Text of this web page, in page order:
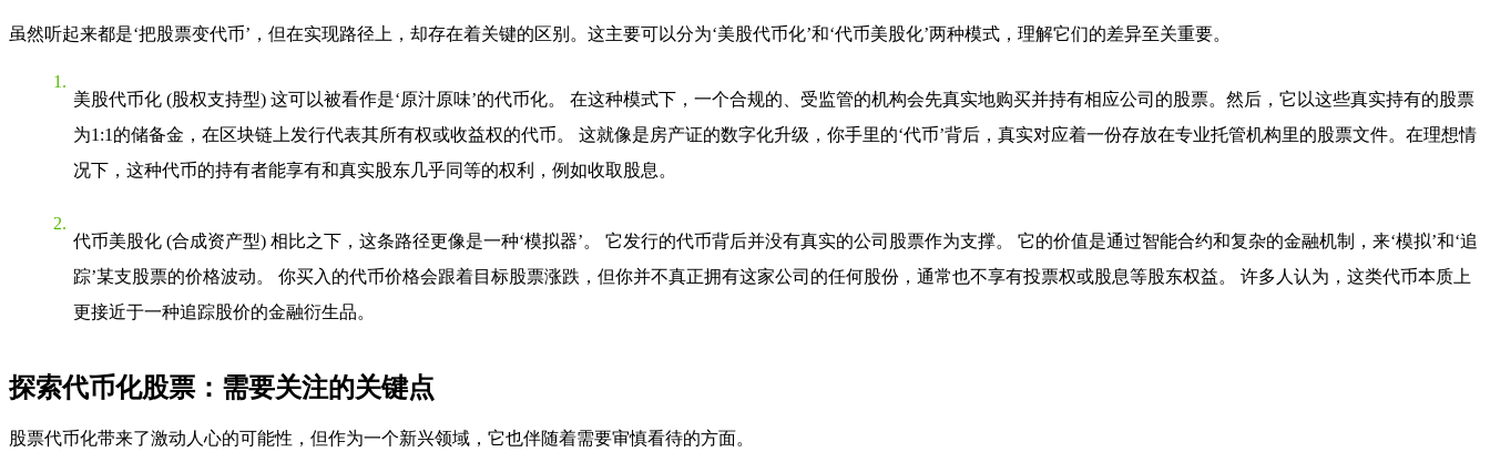
虽然听起来都是‘把股票变代币’，但在实现路径上，却存在着关键的区别。这主要可以分为‘美股代币化’和‘代币美股化’两种模式，理解它们的差异至关重要。
美股代币化 (股权支持型) 这可以被看作是‘原汁原味’的代币化。 在这种模式下，一个合规的、受监管的机构会先真实地购买并持有相应公司的股票。然后，它以这些真实持有的股票
为1:1的储备金，在区块链上发行代表其所有权或收益权的代币。 这就像是房产证的数字化升级，你手里的‘代币’背后，真实对应着一份存放在专业托管机构里的股票文件。在理想情
况下，这种代币的持有者能享有和真实股东几乎同等的权利，例如收取股息。
代币美股化 (合成资产型) 相比之下，这条路径更像是一种‘模拟器’。 它发行的代币背后并没有真实的公司股票作为支撑。 它的价值是通过智能合约和复杂的金融机制，来‘模拟’和‘追
踪’某支股票的价格波动。 你买入的代币价格会跟着目标股票涨跌，但你并不真正拥有这家公司的任何股份，通常也不享有投票权或股息等股东权益。 许多人认为，这类代币本质上
更接近于一种追踪股价的金融衍生品。
探索代币化股票：需要关注的关键点
股票代币化带来了激动人心的可能性，但作为一个新兴领域，它也伴随着需要审慎看待的方面。